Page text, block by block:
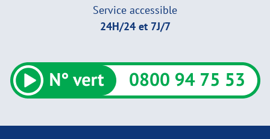
Service accessible
24H/24 et 7J/7